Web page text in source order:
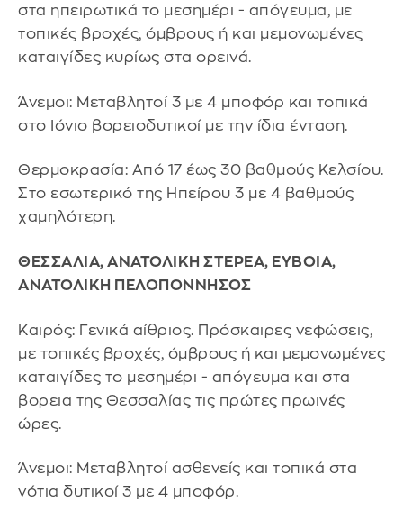
στα ηπειρωτικά το μεσημέρι - απόγευμα, με
τοπικές βροχές, όμβρους ή και μεμονωμένες
καταιγίδες κυρίως στα ορεινά.
Άνεμοι: Μεταβλητοί 3 με 4 μποφόρ και τοπικά
στο Ιόνιο βορειοδυτικοί με την ίδια ένταση.
Θερμοκρασία: Από 17 έως 30 βαθμούς Κελσίου.
Στο εσωτερικό της Ηπείρου 3 με 4 βαθμούς
χαμηλότερη.
ΘΕΣΣΑΛΙΑ, ΑΝΑΤΟΛΙΚΗ ΣΤΕΡΕΑ, ΕΥΒΟΙΑ,
ΑΝΑΤΟΛΙΚΗ ΠΕΛΟΠΟΝΝΗΣΟΣ
Καιρός: Γενικά αίθριος. Πρόσκαιρες νεφώσεις,
με τοπικές βροχές, όμβρους ή και μεμονωμένες
καταιγίδες το μεσημέρι - απόγευμα και στα
βορεια της Θεσσαλίας τις πρώτες πρωινές
ώρες.
Άνεμοι: Μεταβλητοί ασθενείς και τοπικά στα
νότια δυτικοί 3 με 4 μποφόρ.